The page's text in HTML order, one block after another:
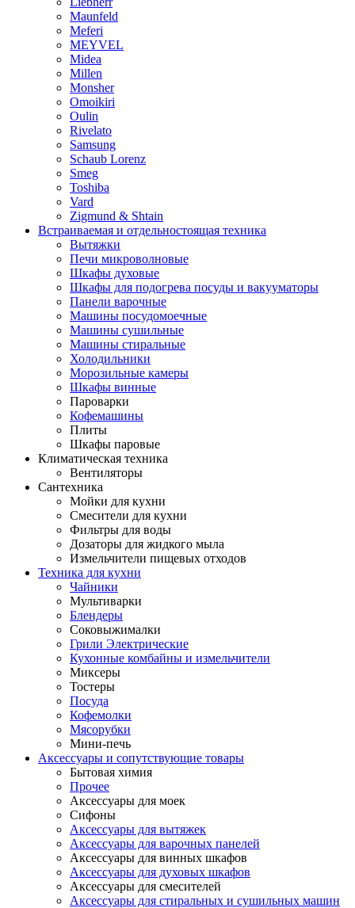
Maunfeld
Meferi
MEYVEL
Midea
Millen
Monsher
Omoikiri
Oulin
Rivelato
Samsung
Schaub Lorenz
Smeg
Toshiba
Vard
Zigmund & Shtain
Встраиваемая и отдельностоящая техника
Вытяжки
Печи микроволновые
Шкафы духовые
Шкафы для подогрева посуды и вакууматоры
Панели варочные
Машины посудомоечные
Машины сушильные
Машины стиральные
Холодильники
Морозильные камеры
Шкафы винные
Пароварки
Кофемашины
Плиты
Шкафы паровые
Климатическая техника
Вентиляторы
Сантехника
Мойки для кухни
Смесители для кухни
Фильтры для воды
Дозаторы для жидкого мыла
Измельчители пищевых отходов
Техника для кухни
Чайники
Мультиварки
Блендеры
Соковыжималки
Грили Электрические
Кухонные комбайны и измельчители
Миксеры
Тостеры
Посуда
Кофемолки
Мясорубки
Мини-печь
Аксессуары и сопутствующие товары
Бытовая химия
Прочее
Аксессуары для моек
Сифоны
Аксессуары для вытяжек
Аксессуары для варочных панелей
Аксессуары для винных шкафов
Аксессуары для духовых шкафов
Аксессуары для смесителей
Аксессуары для стиральных и сушильных машин